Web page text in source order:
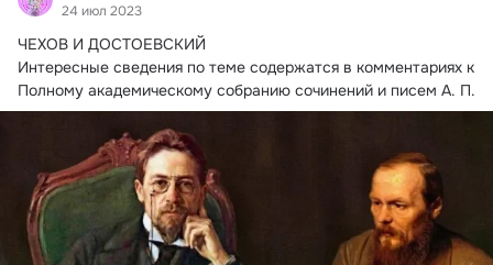
24 июл 2023
ЧЕХОВ И ДОСТОЕВСКИЙ
Интересные сведения по теме содержатся в комментариях к
Полному академическому собранию сочинений и писем А. П.